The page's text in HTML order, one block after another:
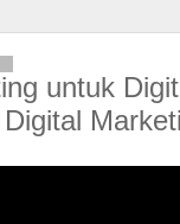
untuk